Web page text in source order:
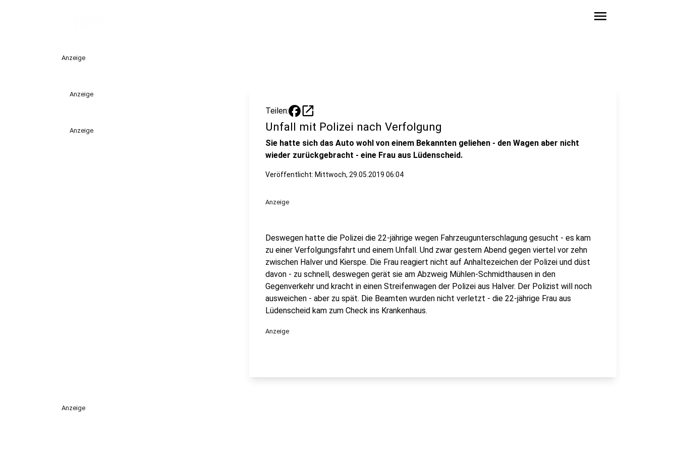
menu
Anzeige
Anzeige
Anzeige
Teilen: open_in_new
Unfall mit Polizei nach Verfolgung
Sie hatte sich das Auto wohl von einem Bekannten geliehen - den Wagen aber nicht
wieder zurückgebracht - eine Frau aus Lüdenscheid.
Veröffentlicht: Mittwoch, 29.05.2019 06:04
Anzeige
Deswegen hatte die Polizei die 22-jährige wegen Fahrzeugunterschlagung gesucht - es kam
zu einer Verfolgungsfahrt und einem Unfall. Und zwar gestern Abend gegen viertel vor zehn
zwischen Halver und Kierspe. Die Frau reagiert nicht auf Anhaltezeichen der Polizei und düst
davon - zu schnell, deswegen gerät sie am Abzweig Mühlen-Schmidthausen in den
Gegenverkehr und kracht in einen Streifenwagen der Polizei aus Halver. Der Polizist will noch
ausweichen - aber zu spät. Die Beamten wurden nicht verletzt - die 22-jährige Frau aus
Lüdenscheid kam zum Check ins Krankenhaus.
Anzeige
Anzeige